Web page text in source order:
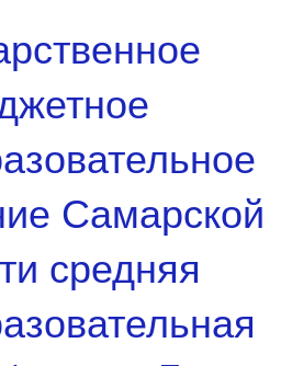
Самарской
средняя